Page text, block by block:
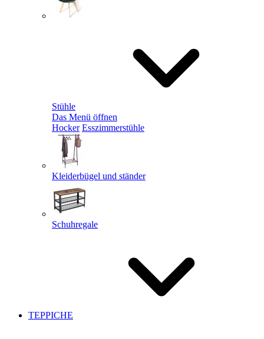
Stühle
Das Menü öffnen
Hocker Esszimmerstühle
Kleiderbügel und ständer
Schuhregale
TEPPICHE